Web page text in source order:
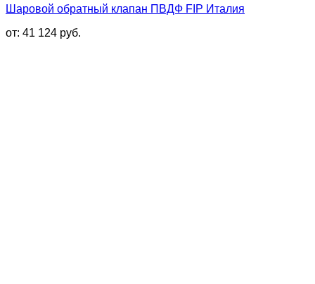
Шаровой обратный клапан ПВДФ FIP Италия
от: 41 124 руб.